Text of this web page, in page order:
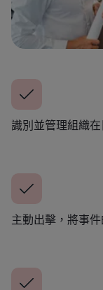
識別並管理組織
主動出擊，將事